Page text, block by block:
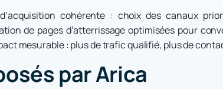
cohérente : choix des canaux
de pages d’atterrissage optimisées pour
mesurable : plus de trafic qualifié, plus de
par Arica